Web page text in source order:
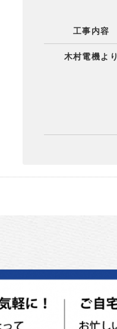
工事内容
木村電機より